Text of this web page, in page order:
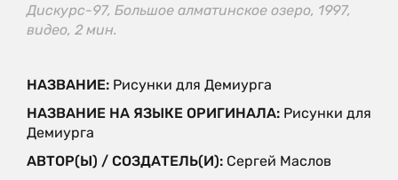
Дискурс-97, Большое алматинское озеро, 1997,
видео, 2 мин.
НАЗВАНИЕ: Рисунки для Демиурга
НАЗВАНИЕ НА ЯЗЫКЕ ОРИГИНАЛА: Рисунки для
Демиурга
АВТОР(Ы) / СОЗДАТЕЛЬ(И): Сергей Маслов